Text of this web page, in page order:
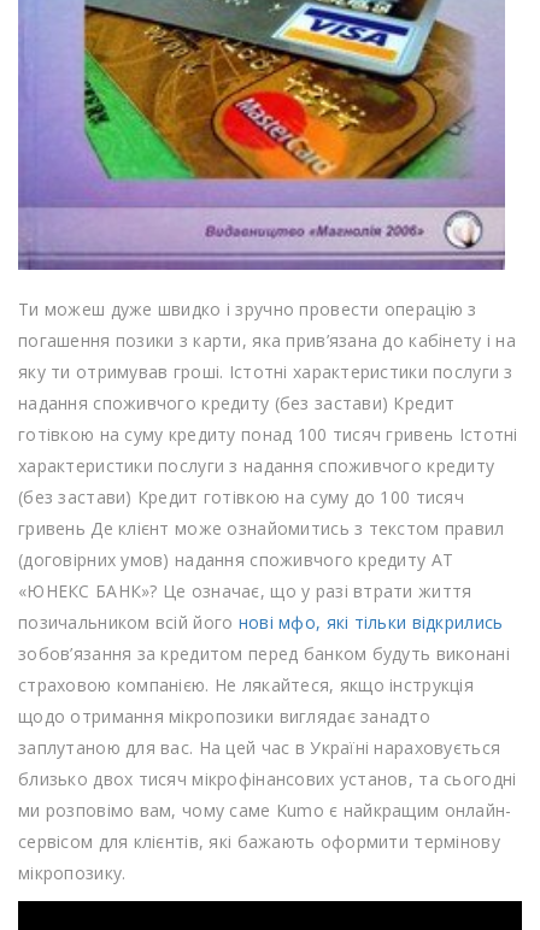
Ти можеш дуже швидко і зручно провести операцію з
погашення позики з карти, яка прив’язана до кабінету і на
яку ти отримував гроші. Істотні характеристики послуги з
надання споживчого кредиту (без застави) Кредит
готівкою на суму кредиту понад 100 тисяч гривень Істотні
характеристики послуги з надання споживчого кредиту
(без застави) Кредит готівкою на суму до 100 тисяч
гривень Де клієнт може ознайомитись з текстом правил
(договірних умов) надання споживчого кредиту АТ
«ЮНЕКС БАНК»? Це означає, що у разі втрати життя
позичальником всій його нові мфо, які тільки відкрились
зобов’язання за кредитом перед банком будуть виконані
страховою компанією. Не лякайтеся, якщо інструкція
щодо отримання мікропозики виглядає занадто
заплутаною для вас. На цей час в Україні нараховується
близько двох тисяч мікрофінансових установ, та сьогодні
ми розповімо вам, чому саме Kumo є найкращим онлайн-
сервісом для клієнтів, які бажають оформити термінову
мікропозику.